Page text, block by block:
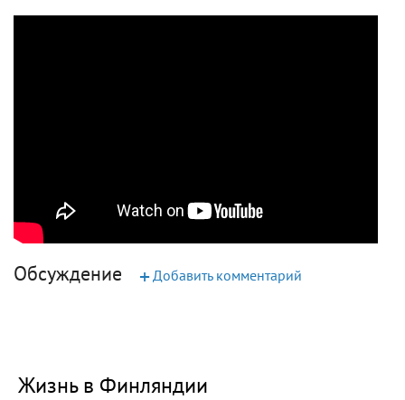
Обсуждение +Добавить комментарий
Жизнь в Финляндии